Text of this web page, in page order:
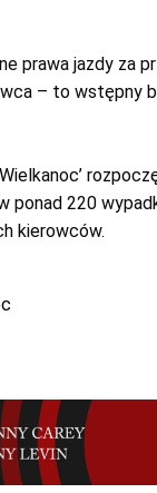
prawa jazdy za
– to wstępny
ponad 220
kierowców.